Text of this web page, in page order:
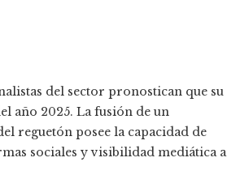
del sector pronostican que su
año 2025. La fusión de un
reguetón posee la capacidad de
sociales y visibilidad mediática a